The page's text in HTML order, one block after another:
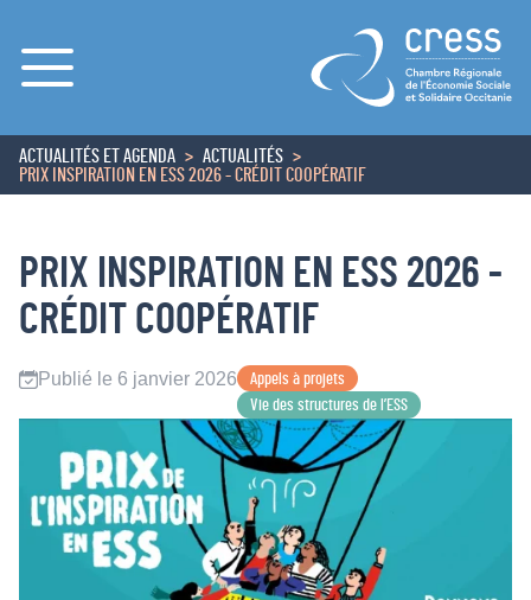
Menu
ACCUEIL
ACTUALITÉS ET AGENDA
ACTUALITÉS
PRIX INSPIRATION EN ESS 2026 - CRÉDIT COOPÉRATIF
PRIX INSPIRATION EN ESS 2026 -
CRÉDIT COOPÉRATIF
Publié le 6 janvier 2026
Appels à projets
Vie des structures de l’ESS